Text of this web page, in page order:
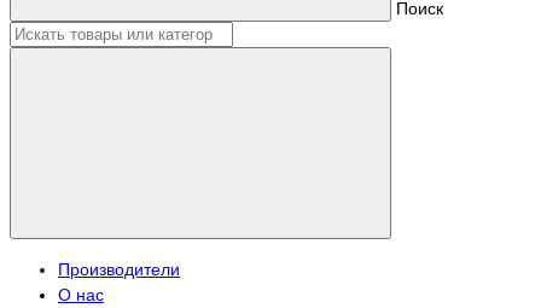
Поиск
Производители
О нас